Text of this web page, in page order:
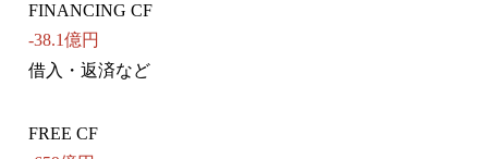
FINANCING CF
-38.1億円
借入・返済など
FREE CF